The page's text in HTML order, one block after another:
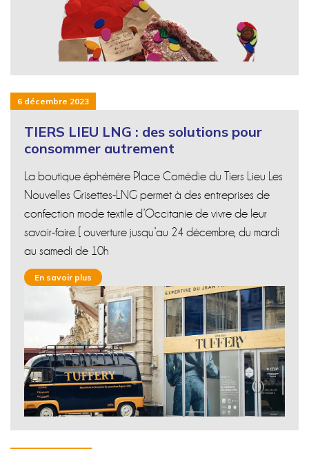
TIERS LIEU LNG : des solutions pour
consommer autrement
6 décembre 2023
La boutique éphémère Place Comédie du Tiers Lieu Les
Nouvelles Grisettes-LNG permet à des entreprises de
confection mode textile d’Occitanie de vivre de leur
savoir-faire. [ ouverture jusqu’au 24 décembre, du mardi
au samedi de 10h
En savoir plus